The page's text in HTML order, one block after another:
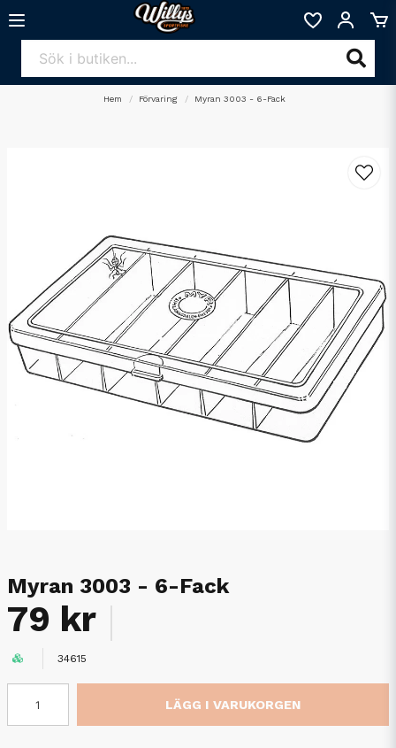
Hem Förvaring Myran 3003 - 6-Fack
Myran 3003 - 6-Fack
79 kr
34615
LÄGG I VARUKORGEN